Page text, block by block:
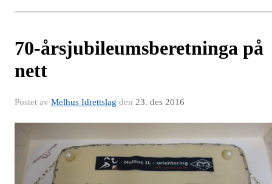
70-årsjubileumsberetninga på
nett
Postet av Melhus Idrettslag den 23. des 2016